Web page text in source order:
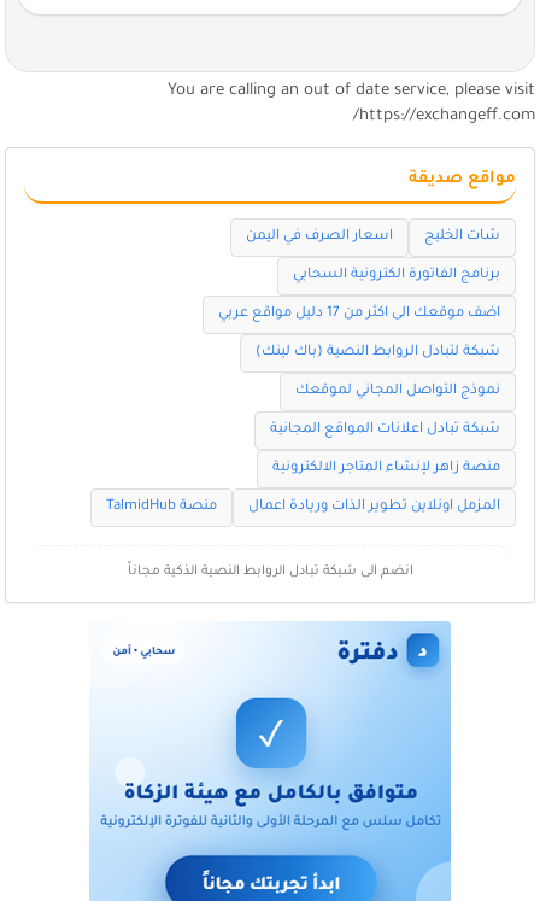
You are calling an out of date service, please visit
https://exchangeff.com/
مواقع صديقة
شات الخليج اسعار الصرف في اليمن
برنامج الفاتورة الكترونية السحابي
اضف موقعك الى اكثر من 17 دليل مواقع عربي
شبكة لتبادل الروابط النصية (باك لينك)
نموذج التواصل المجاني لموقعك
شبكة تبادل اعلانات المواقع المجانية
منصة زاهر لإنشاء المتاجر الالكترونية
المزمل اونلاين تطوير الذات وريادة اعمال منصة TalmidHub
انضم الى شبكة تبادل الروابط النصية الذكية مجاناً